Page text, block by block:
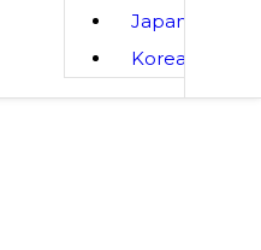
Japanese
Korean